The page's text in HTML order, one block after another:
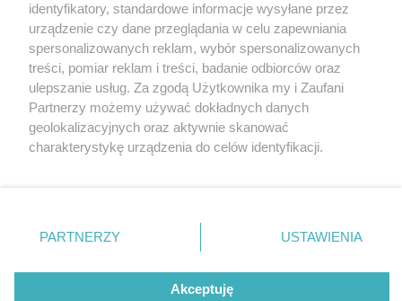
Sosnowiec-Porąbka.
Skrzyżowanie ulic:
Wileńskiej, Minerów i
Ignacego Łukasiewicza. Rok
Nie zapomnij
zapoznać się z:
polityką prywatności
Twojemiasto
Piekary Śląskie
Chorzów
Tarnowskie Góry
Gliwice
Skontakuj sięz nami
Kontakt
Redakcja
Newsletter
identyfikatory, standardowe informacje wysyłane przez
urządzenie czy dane przeglądania w celu zapewniania
spersonalizowanych reklam, wybór spersonalizowanych
treści, pomiar reklam i treści, badanie odbiorców oraz
ulepszanie usług. Za zgodą Użytkownika my i Zaufani
Partnerzy możemy używać dokładnych danych
geolokalizacyjnych oraz aktywnie skanować
charakterystykę urządzenia do celów identyfikacji.
zmienić/wycofać klikając przycisk ustawień prywatności
znajdujący się w lewym dolnym rogu strony
rodzaje przetwarzania danych nie wymagają zgody
użytkownika, ale masz prawo sprzeciwić się takiemu
PARTNERZY USTAWIENIA
Akceptuję